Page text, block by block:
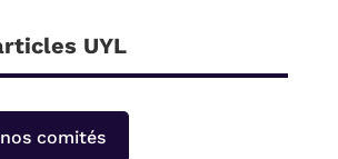
UYL
comités